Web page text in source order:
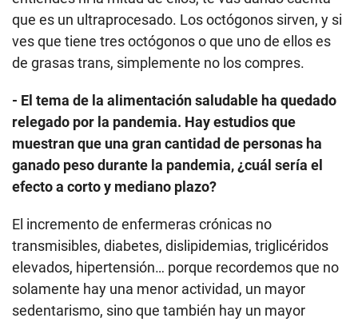
que es un ultraprocesado. Los octógonos sirven, y si
ves que tiene tres octógonos o que uno de ellos es
de grasas trans, simplemente no los compres.
- El tema de la alimentación saludable ha quedado
relegado por la pandemia. Hay estudios que
muestran que una gran cantidad de personas ha
ganado peso durante la pandemia, ¿cuál sería el
efecto a corto y mediano plazo?
El incremento de enfermeras crónicas no
transmisibles, diabetes, dislipidemias, triglicéridos
elevados, hipertensión… porque recordemos que no
solamente hay una menor actividad, un mayor
sedentarismo, sino que también hay un mayor